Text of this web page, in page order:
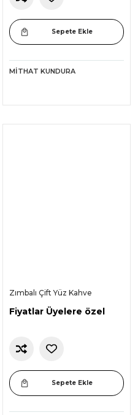
Sepete Ekle
MITHAT KUNDURA
Zımbalı Çift Yüz Kahve
Fiyatlar Üyelere özel
Sepete Ekle